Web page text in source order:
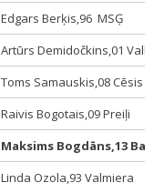
Edgars Berķis,96 MSĢ
Artūrs Demidočkins,01
Toms Samauskis,08 Cēsis
Raivis Bogotais,09 Preiļi
Maksims Bogdāns,13
Linda Ozola,93 Valmiera